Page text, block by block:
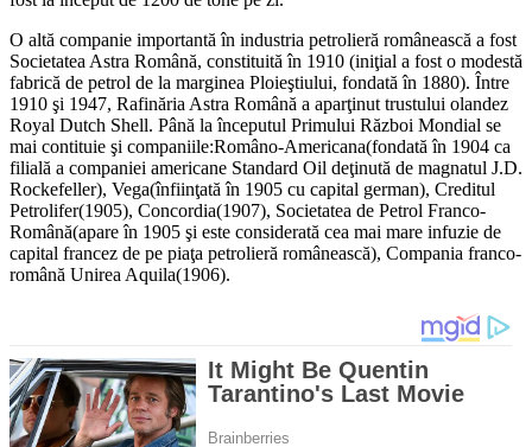
O altă companie importantă în industria petrolieră românească a fost
Societatea Astra Română, constituită în 1910 (iniţial a fost o modestă
fabrică de petrol de la marginea Ploieştiului, fondată în 1880). Între
1910 şi 1947, Rafinăria Astra Română a aparţinut trustului olandez
Royal Dutch Shell. Până la începutul Primului Război Mondial se
mai contituie şi companiile:Româno-Americana(fondată în 1904 ca
filială a companiei americane Standard Oil deţinută de magnatul J.D.
Rockefeller), Vega(înfiinţată în 1905 cu capital german), Creditul
Petrolifer(1905), Concordia(1907), Societatea de Petrol Franco-
Română(apare în 1905 şi este considerată cea mai mare infuzie de
capital francez de pe piaţa petrolieră românească), Compania franco-
română Unirea Aquila(1906).